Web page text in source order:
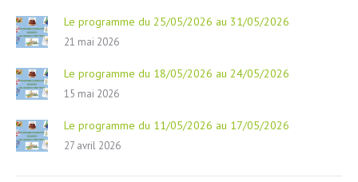
Le programme du 25/05/2026 au 31/05/2026
21 mai 2026
Le programme du 18/05/2026 au 24/05/2026
15 mai 2026
Le programme du 11/05/2026 au 17/05/2026
27 avril 2026